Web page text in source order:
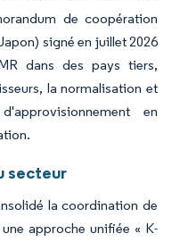
de coopération
signé en juillet 2026
dans des pays tiers,
la normalisation et
en
secteur
la coordination de
approche unifiée « K-